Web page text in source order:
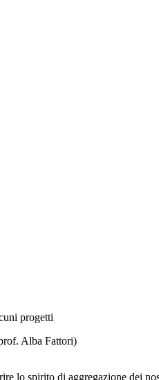
progetti
Alba Fattori)
lo spirito di aggregazione dei